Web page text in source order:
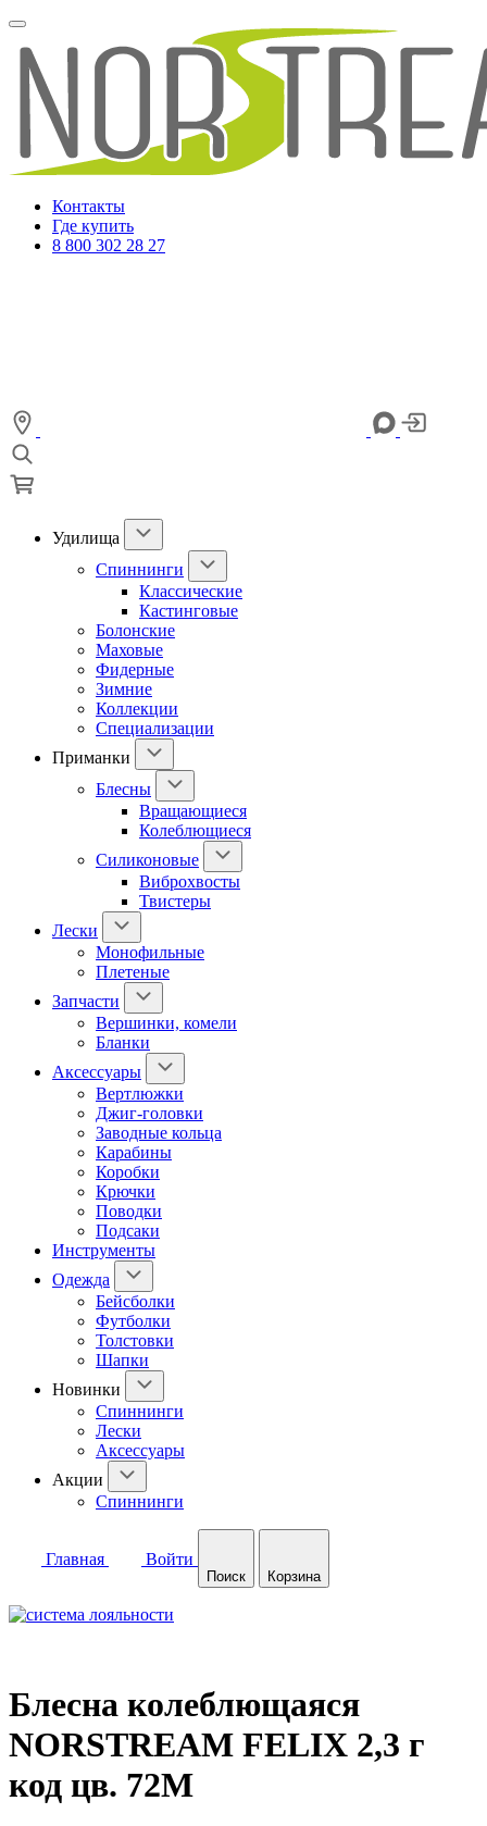
Контакты
Где купить
8 800 302 28 27
Удилища
Спиннинги
Классические
Кастинговые
Болонские
Маховые
Фидерные
Зимние
Коллекции
Специализации
Приманки
Блесны
Вращающиеся
Колеблющиеся
Силиконовые
Виброхвосты
Твистеры
Лески
Монофильные
Плетеные
Запчасти
Вершинки, комели
Бланки
Аксессуары
Вертлюжки
Джиг-головки
Заводные кольца
Карабины
Коробки
Крючки
Поводки
Подсаки
Инструменты
Одежда
Бейсболки
Футболки
Толстовки
Шапки
Новинки
Спиннинги
Лески
Аксессуары
Акции
Спиннинги
Главная Войти
Поиск Корзина
Блесна колеблющаяся
NORSTREAM FELIX 2,3 г
код цв. 72M